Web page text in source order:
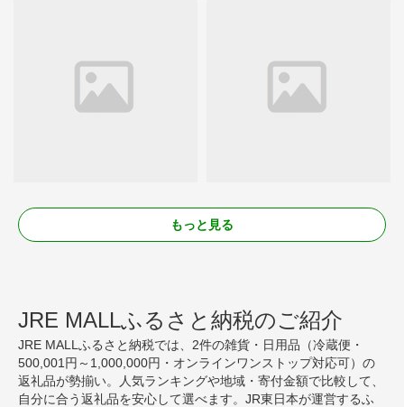
もっと見る
JRE MALLふるさと納税のご紹介
JRE MALLふるさと納税では、2件の雑貨・日用品（冷蔵便・
500,001円～1,000,000円・オンラインワンストップ対応可）の
返礼品が勢揃い。人気ランキングや地域・寄付金額で比較して、
自分に合う返礼品を安心して選べます。JR東日本が運営するふ